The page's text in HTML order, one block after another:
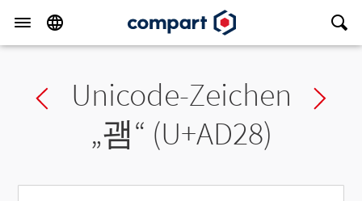
Previous char
Unicode-Zeichen
„괨“ (U+AD28)